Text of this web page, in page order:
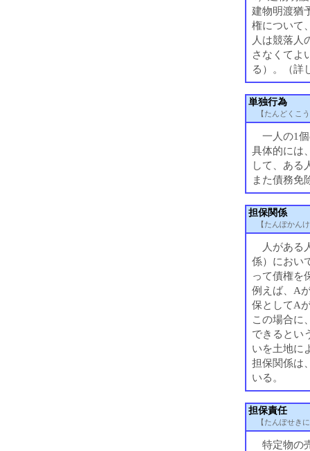
建物明渡猶
権について
人は競落人
さなくてよ
る）。（詳
単独行為
【たんどくこ
一人の1個
具体的には
して、ある
また債務免
担保関係
【たんぽかん
人がある
係）におい
って債権を
例えば、A
保としてA
この場合に
できるとい
いを土地に
担保関係は
いる。
担保責任
【たんぽせき
特定物の